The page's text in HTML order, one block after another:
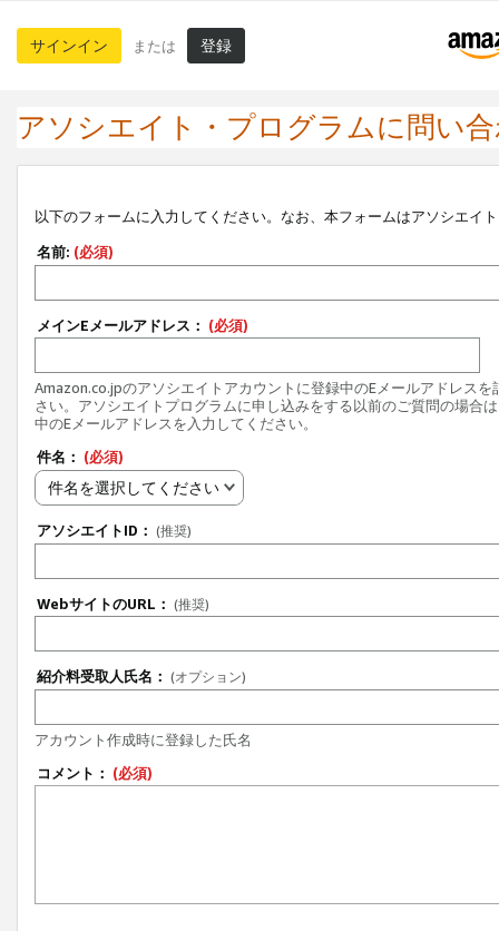
サインイン または 登録
アソシエイト・プログラムに問い
以下のフォームに入力してください。なお、本フォームはアソシエイ
名前: (必須)
メインEメールアドレス： (必須)
Amazon.co.jpのアソシエイトアカウントに登録中のEメールアドレスを
さい。アソシエイトプログラムに申し込みをする以前のご質問の場合
中のEメールアドレスを入力してください。
件名： (必須)
件名を選択してください
アソシエイトID： (推奨)
WebサイトのURL： (推奨)
紹介料受取人氏名： (オプション)
アカウント作成時に登録した氏名
コメント： (必須)